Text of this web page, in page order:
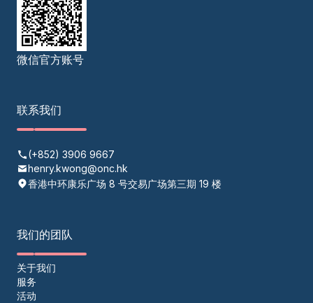
微信官方账号
联系我们
(+852) 3906 9667
henry.kwong@onc.hk
香港中环康乐广场 8 号交易广场第三期 19 楼
我们的团队
关于我们
服务
活动